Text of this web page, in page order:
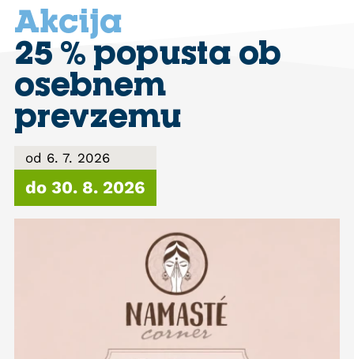
Akcija
25 % popusta ob
osebnem
prevzemu
od 6. 7. 2026
do 30. 8. 2026